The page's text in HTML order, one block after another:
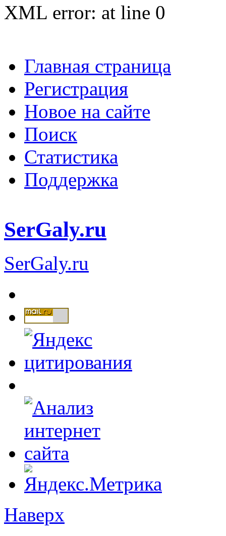
XML error: at line 0
Главная страница
Регистрация
Новое на сайте
Поиск
Статистика
Поддержка
SerGaly.ru
SerGaly.ru
Наверх